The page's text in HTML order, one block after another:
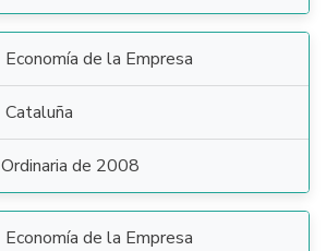
Economía de la Empresa
Cataluña
Ordinaria de 2008
Economía de la Empresa